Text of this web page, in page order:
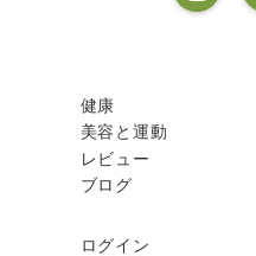
健康
美容と運動
レビュー
ブログ
ログイン